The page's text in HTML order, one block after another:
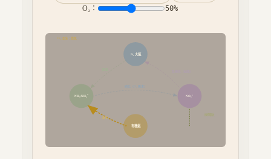
O₂：
50%
O₂ 環境： 微氧
N₂ 大氣
NH₃/NH₄⁺ NO₃⁻
有機氮
硝化（O₂ 需求）
氨化
植物吸收